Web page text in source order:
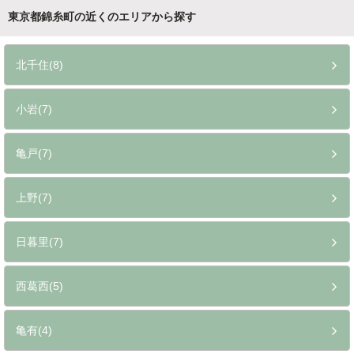
東京都錦糸町の近くのエリアから探す
北千住(8)
小岩(7)
亀戸(7)
上野(7)
日暮里(7)
西葛西(5)
亀有(4)